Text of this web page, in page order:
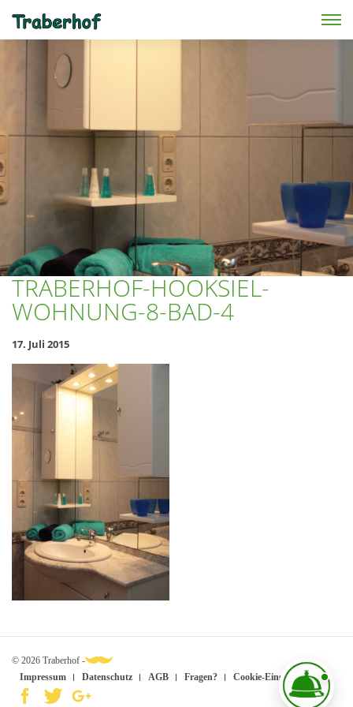
Skip to main content
TRABERHOF-HOOKSIEL-
WOHNUNG-8-BAD-4
17. Juli 2015
© 2026 Traberhof -
Impressum
Datenschutz AGB Fragen? Cookie-Einstellungen